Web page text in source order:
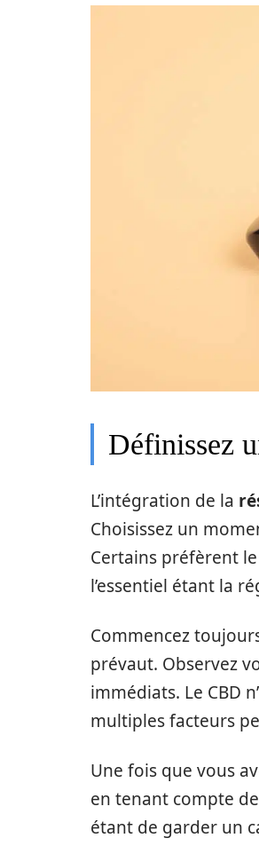
Définissez
L’intégration de la
Choisissez un
Certains préfèrent
l’essentiel étant la
Commencez
prévaut. Observez
immédiats. Le CBD
multiples facteurs
Une fois que vous
en tenant compte
étant de garder un